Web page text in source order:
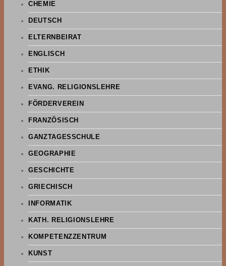
CHEMIE
DEUTSCH
ELTERNBEIRAT
ENGLISCH
ETHIK
EVANG. RELIGIONSLEHRE
FÖRDERVEREIN
FRANZÖSISCH
GANZTAGESSCHULE
GEOGRAPHIE
GESCHICHTE
GRIECHISCH
INFORMATIK
KATH. RELIGIONSLEHRE
KOMPETENZZENTRUM
KUNST